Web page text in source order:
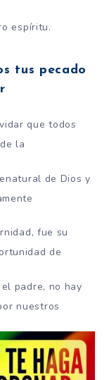
espíritu.
tus pecado
que todos
la
de Dios y
fue su
de
padre, no hay
nuestros